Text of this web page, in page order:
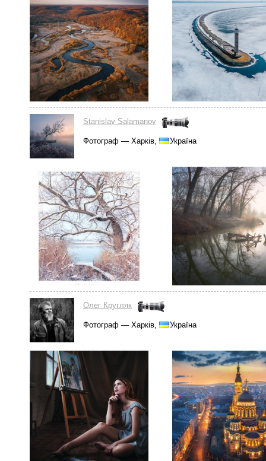
Stanislav Salamanov
Фотограф — Харків, Україна
Олег Кругляк
Фотограф — Харків, Україна